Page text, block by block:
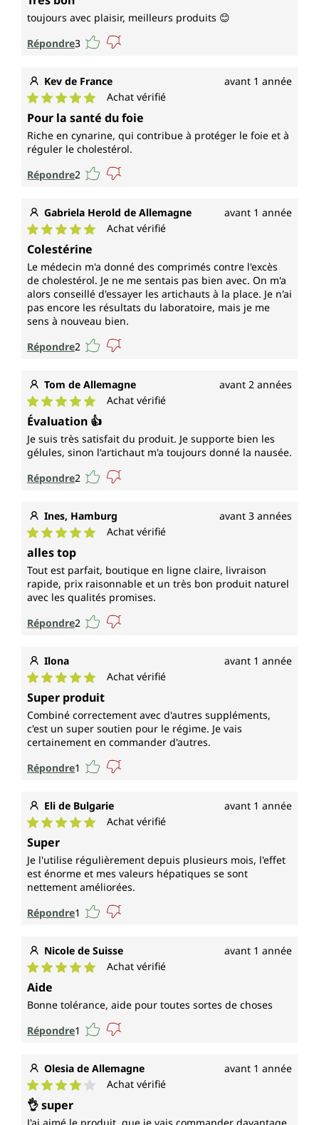
toujours avec plaisir, meilleurs produits 😊
Répondre3
Kev de France avant 1 année
Note moyenne de 5 sur 5 étoiles
Achat vérifié
Pour la santé du foie
Riche en cynarine, qui contribue à protéger le foie et à
réguler le cholestérol.
Répondre2
Gabriela Herold de Allemagne avant 1 année
Note moyenne de 5 sur 5 étoiles
Achat vérifié
Colestérine
Le médecin m'a donné des comprimés contre l'excès
de cholestérol. Je ne me sentais pas bien avec. On m'a
alors conseillé d'essayer les artichauts à la place. Je n'ai
pas encore les résultats du laboratoire, mais je me
sens à nouveau bien.
Répondre2
Tom de Allemagne avant 2 années
Note moyenne de 5 sur 5 étoiles
Achat vérifié
Évaluation 👍
Je suis très satisfait du produit. Je supporte bien les
gélules, sinon l'artichaut m'a toujours donné la nausée.
Répondre2
Ines, Hamburg avant 3 années
Note moyenne de 5 sur 5 étoiles
Achat vérifié
alles top
Tout est parfait, boutique en ligne claire, livraison
rapide, prix raisonnable et un très bon produit naturel
avec les qualités promises.
Répondre2
Ilona avant 1 année
Note moyenne de 5 sur 5 étoiles
Achat vérifié
Super produit
Combiné correctement avec d'autres suppléments,
c'est un super soutien pour le régime. Je vais
certainement en commander d'autres.
Répondre1
Eli de Bulgarie avant 1 année
Note moyenne de 5 sur 5 étoiles
Achat vérifié
Super
Je l'utilise régulièrement depuis plusieurs mois, l'effet
est énorme et mes valeurs hépatiques se sont
nettement améliorées.
Répondre1
Nicole de Suisse avant 1 année
Note moyenne de 5 sur 5 étoiles
Achat vérifié
Aide
Bonne tolérance, aide pour toutes sortes de choses
Répondre1
Olesia de Allemagne avant 1 année
Note moyenne de 4 sur 5 étoiles
Achat vérifié
👌 super